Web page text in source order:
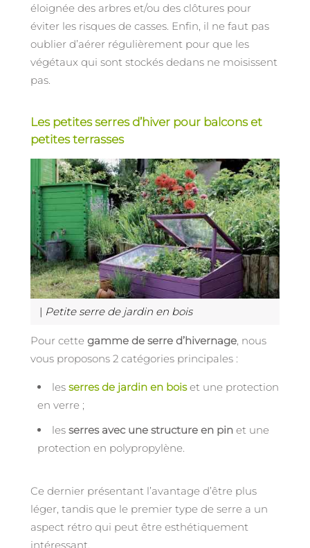
éloignée des arbres et/ou des clôtures pour
éviter les risques de casses. Enfin, il ne faut pas
oublier d’aérer régulièrement pour que les
végétaux qui sont stockés dedans ne moisissent
pas.
Les petites serres d’hiver pour balcons et
petites terrasses
| Petite serre de jardin en bois
Pour cette gamme de serre d’hivernage , nous
vous proposons 2 catégories principales :
les serres de jardin en boiset une protection
en verre ;
les serres avec une structure en pin et une
protection en polypropylène.
Ce dernier présentant l’avantage d’être plus
léger, tandis que le premier type de serre a un
aspect rétro qui peut être esthétiquement
intéressant.